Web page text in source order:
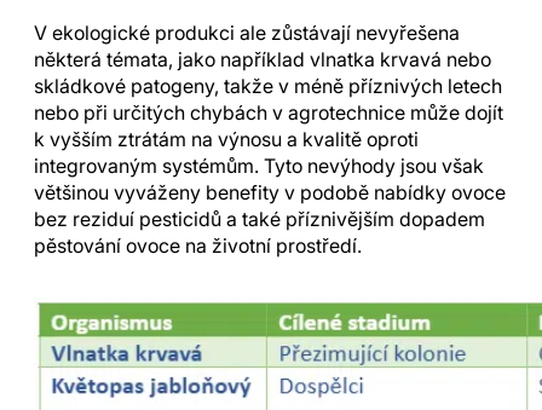
V ekologické produkci ale zůstávají nevyřešena
některá témata, jako například vlnatka krvavá nebo
skládkové patogeny, takže v méně příznivých letech
nebo při určitých chybách v agrotechnice může dojít
k vyšším ztrátám na výnosu a kvalitě oproti
integrovaným systémům. Tyto nevýhody jsou však
většinou vyváženy benefity v podobě nabídky ovoce
bez reziduí pesticidů a také příznivějším dopadem
pěstování ovoce na životní prostředí.